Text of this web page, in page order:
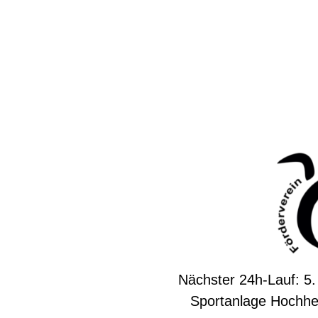
Nächster 24h-Lauf:
Sportanlage